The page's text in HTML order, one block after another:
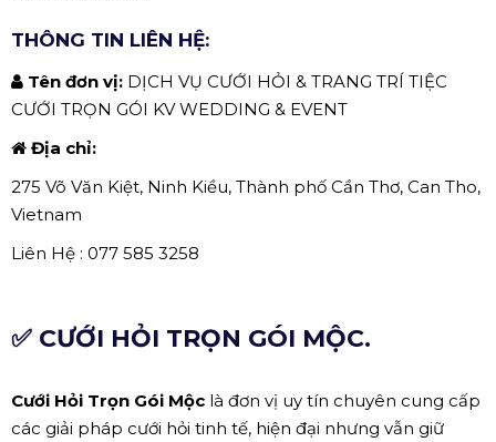
THÔNG TIN LIÊN HỆ:
Tên đơn vị: DỊCH VỤ CƯỚI HỎI & TRANG TRÍ TIỆC
CƯỚI TRỌN GÓI KV WEDDING & EVENT
Địa chỉ:
275 Võ Văn Kiệt, Ninh Kiều, Thành phố Cần Thơ, Can Tho,
Vietnam
Liên Hệ : 077 585 3258
✅ CƯỚI HỎI TRỌN GÓI MỘC.
Cưới Hỏi Trọn Gói Mộc là đơn vị uy tín chuyên cung cấp
các giải pháp cưới hỏi tinh tế, hiện đại nhưng vẫn giữ